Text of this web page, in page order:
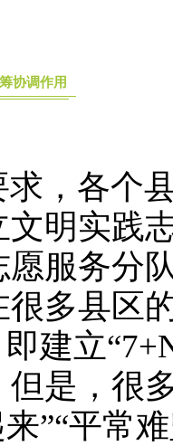
协调作用
，各个
明实践
服务分
很多县区
建立
但是，很
”“平常